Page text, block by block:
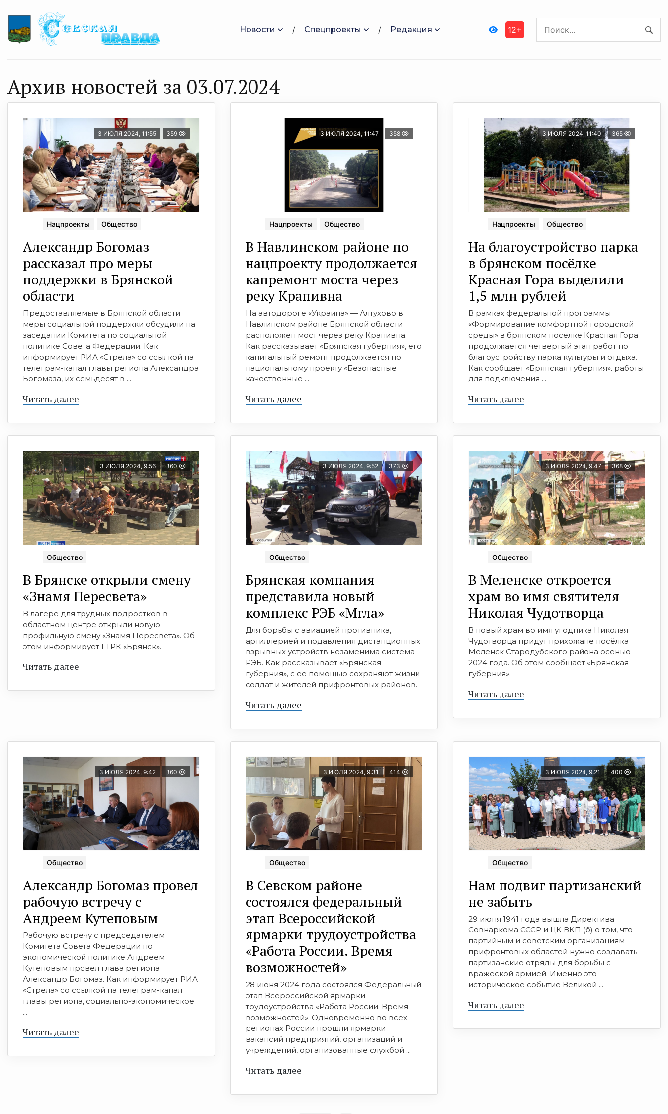
Новости Спецпроекты Редакция 12+
Архив новостей за 03.07.2024
3 ИЮЛЯ 2024, 11:55 359
Нацпроекты Общество
Александр Богомаз
рассказал про меры
поддержки в Брянской
области
Предоставляемые в Брянской области
меры социальной поддержки обсудили на
заседании Комитета по социальной
политике Совета Федерации. Как
информирует РИА «Стрела» со ссылкой на
телеграм-канал главы региона Александра
Богомаза, их семьдесят в ...
Читать далее
3 ИЮЛЯ 2024, 11:47 358
Нацпроекты Общество
В Навлинском районе по
нацпроекту продолжается
капремонт моста через
реку Крапивна
На автодороге «Украина» — Алтухово в
Навлинском районе Брянской области
расположен мост через реку Крапивна.
Как рассказывает «Брянская губерния», его
капитальный ремонт продолжается по
национальному проекту «Безопасные
качественные ...
Читать далее
3 ИЮЛЯ 2024, 11:40 365
Нацпроекты Общество
На благоустройство парка
в брянском посёлке
Красная Гора выделили
1,5 млн рублей
В рамках федеральной программы
«Формирование комфортной городской
среды» в брянском поселке Красная Гора
продолжается четвертый этап работ по
благоустройству парка культуры и отдыха.
Как сообщает «Брянская губерния», работы
для подключения ...
Читать далее
3 ИЮЛЯ 2024, 9:56 360
Общество
В Брянске открыли смену
«Знамя Пересвета»
В лагере для трудных подростков в
областном центре открыли новую
профильную смену «Знамя Пересвета». Об
этом информирует ГТРК «Брянск».
Читать далее
3 ИЮЛЯ 2024, 9:52 373
Общество
Брянская компания
представила новый
комплекс РЭБ «Мгла»
Для борьбы с авиацией противника,
артиллерией и подавления дистанционных
взрывных устройств незаменима система
РЭБ. Как рассказывает «Брянская
губерния», с ее помощью сохраняют жизни
солдат и жителей прифронтовых районов.
Читать далее
3 ИЮЛЯ 2024, 9:47 368
Общество
В Меленске откроется
храм во имя святителя
Николая Чудотворца
В новый храм во имя угодника Николая
Чудотворца придут прихожане посёлка
Меленск Стародубского района осенью
2024 года. Об этом сообщает «Брянская
губерния».
Читать далее
3 ИЮЛЯ 2024, 9:42 360
Общество
Александр Богомаз провел
рабочую встречу с
Андреем Кутеповым
Рабочую встречу с председателем
Комитета Совета Федерации по
экономической политике Андреем
Кутеповым провел глава региона
Александр Богомаз. Как информирует РИА
«Стрела» со ссылкой на телеграм-канал
главы региона, социально-экономическое
...
Читать далее
3 ИЮЛЯ 2024, 9:31 414
Общество
В Севском районе
состоялся федеральный
этап Всероссийской
ярмарки трудоустройства
«Работа России. Время
возможностей»
28 июня 2024 года состоялся Федеральный
этап Всероссийской ярмарки
трудоустройства «Работа России. Время
возможностей». Одновременно во всех
регионах России прошли ярмарки
вакансий предприятий, организаций и
учреждений, организованные службой ...
Читать далее
3 ИЮЛЯ 2024, 9:21 400
Общество
Нам подвиг партизанский
не забыть
29 июня 1941 года вышла Директива
Совнаркома СССР и ЦК ВКП (б) о том, что
партийным и советским организациям
прифронтовых областей нужно создавать
партизанские отряды для борьбы с
вражеской армией. Именно это
историческое событие Великой ...
Читать далее